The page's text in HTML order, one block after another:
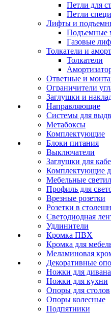
Петли для
Петли
Лифты и
Подъемные
Газовые
Толкатели и
Толкатели
Ответные и
Ограничители
Заглушки и
Направляющие
Системы для
Метабоксы
Комплектующие
Блоки питания
Выключатели
Заглушки для
Комплектующие
Мебельные
Профиль для
Врезные розетки
Розетки в
Светодиодная
Удлинители
Кромка ПВХ
Кромка для
Меламиновая
Декоративные
Ножки для дивана
Ножки для кухни
Опоры для столов
Опоры колесные
Подпятники